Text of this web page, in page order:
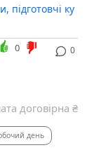
підготовчі ку
0
0
договірна ₴
день